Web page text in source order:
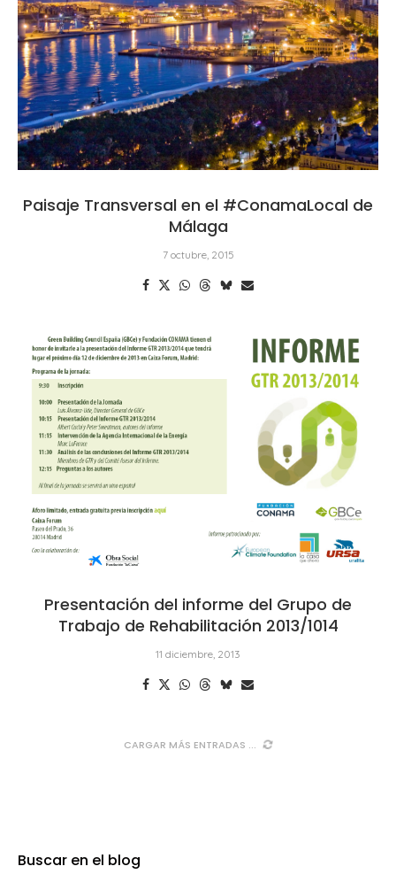
Paisaje Transversal en el #ConamaLocal de
Málaga
7 octubre, 2015
Presentación del informe del Grupo de
Trabajo de Rehabilitación 2013/1014
11 diciembre, 2013
CARGAR MÁS ENTRADAS
Buscar en el blog